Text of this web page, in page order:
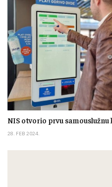
NIS otvorio prvu samouslužnu
28. FEB 2024.